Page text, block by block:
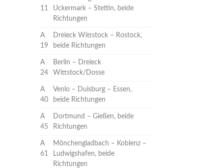
11
Uckermark – Stettin, beide
Richtungen
A
19
Dreieck Wittstock – Rostock,
beide Richtungen
A
24
Berlin – Dreieck
Wittstock/Dosse
A
40
Venlo – Duisburg – Essen,
beide Richtungen
A
45
Dortmund – Gießen, beide
Richtungen
A
61
Mönchengladbach – Koblenz –
Ludwigshafen, beide
Richtungen